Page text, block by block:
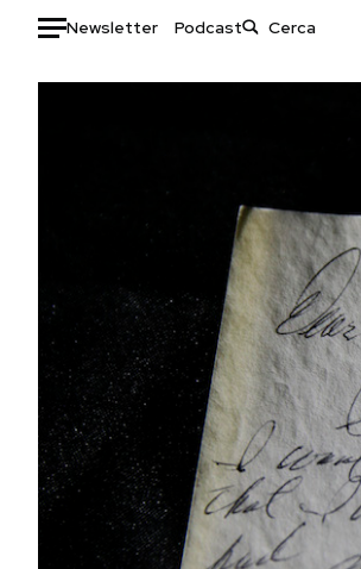
Newsletter Podcast
Auto
Tecnologia
Internet
Scienza
Cultura
Economia
Sport
Libri
Storie/
Ok
Media
Europa